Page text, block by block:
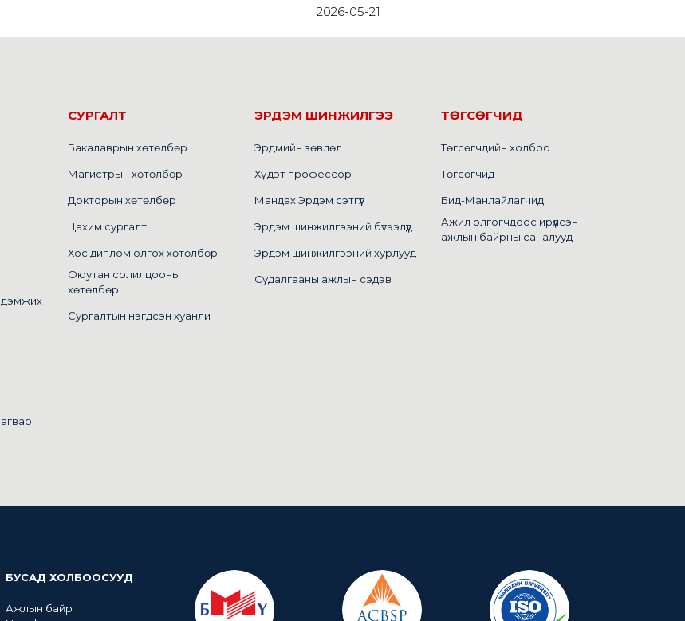
2026-05-21
дэмжих
СУРГАЛТ
Бакалаврын хөтөлбөр
Магистрын хөтөлбөр
Докторын хөтөлбөр
Цахим сургалт
Хос диплом олгох хөтөлбөр
Оюутан солилцооны
хөтөлбөр
Сургалтын нэгдсэн хуанли
ЭРДЭМ ШИНЖИЛГЭЭ
Эрдмийн зөвлөл
Хүндэт профессор
Мандах Эрдэм сэтгүүл
Эрдэм шинжилгээний бүтээлүүд
Эрдэм шинжилгээний хурлууд
Судалгааны ажлын сэдэв
ТӨГСӨГЧИД
Төгсөгчдийн холбоо
Төгсөгчид
Бид-Манлайлагчид
Ажил олгогчдоос ирүүлсэн
ажлын байрны саналууд
БУСАД ХОЛБООСУУД
Ажлын байр